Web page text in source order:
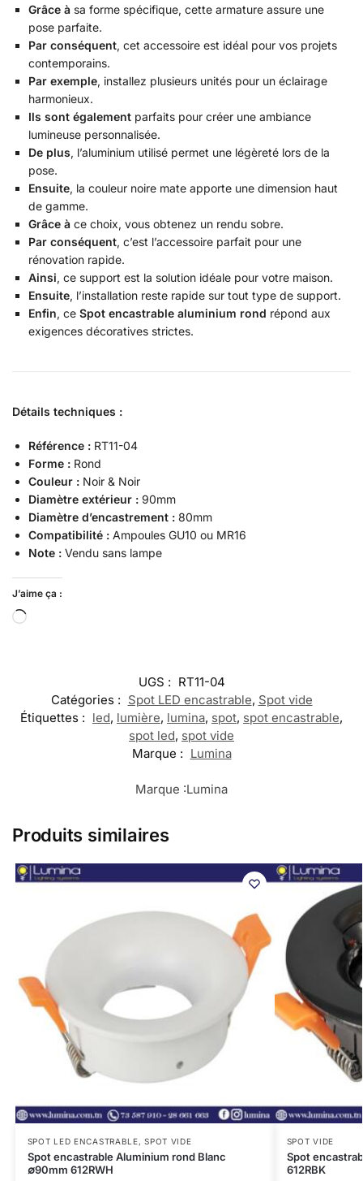
Grâce à sa forme spécifique, cette armature assure une
pose parfaite.
Par conséquent, cet accessoire est idéal pour vos projets
contemporains.
Par exemple, installez plusieurs unités pour un éclairage
harmonieux.
Ils sont également parfaits pour créer une ambiance
lumineuse personnalisée.
De plus, l’aluminium utilisé permet une légèreté lors de la
pose.
Ensuite, la couleur noire mate apporte une dimension haut
de gamme.
Grâce à ce choix, vous obtenez un rendu sobre.
Par conséquent, c’est l’accessoire parfait pour une
rénovation rapide.
Ainsi, ce support est la solution idéale pour votre maison.
Ensuite, l’installation reste rapide sur tout type de support.
Enfin, ce Spot encastrable aluminium rond répond aux
exigences décoratives strictes.
Détails techniques :
Référence : RT11-04
Forme : Rond
Couleur : Noir & Noir
Diamètre extérieur : 90mm
Diamètre d’encastrement : 80mm
Compatibilité : Ampoules GU10 ou MR16
Note : Vendu sans lampe
J’aime ça :
UGS : RT11-04
Catégories : Spot LED encastrable, Spot vide
Étiquettes : led, lumière, lumina, spot, spot encastrable,
spot led, spot vide
Marque : Lumina
Marque :Lumina
Produits similaires
SPOT LED ENCASTRABLE,SPOT VIDE
Spot encastrable Aluminium rond Blanc
∅90mm 612RWH
SPOT VIDE
Spot
612RBK